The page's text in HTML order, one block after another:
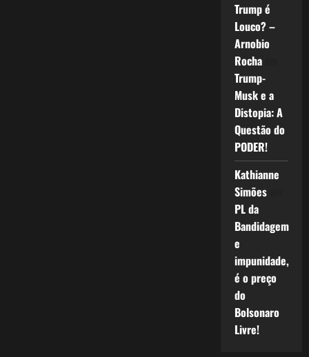
Trump é
Louco? –
Arnobio
Rochaem
Trump-
Musk e a
Distopia: A
Questão do
PODER!
Kathianne
Simõesem
PL da
Bandidagem
e
impunidade,
é o preço
do
Bolsonaro
Livre!